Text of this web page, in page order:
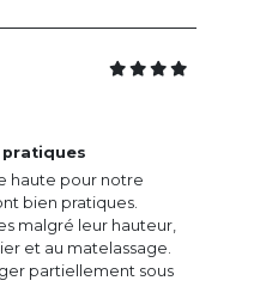
haute pour notre
bien pratiques.
malgré leur hauteur,
et au matelassage.
partiellement sous